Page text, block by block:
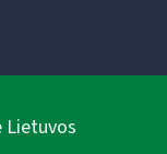
Lietuvos